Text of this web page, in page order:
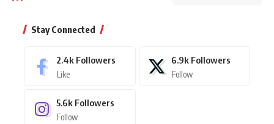
Stay Connected
2.4k Followers
Like
6.9k Followers
Follow
5.6k Followers
Follow